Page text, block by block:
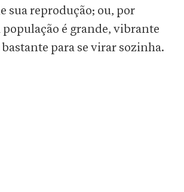
sua reprodução; ou, por
população é grande, vibrante
bastante para se virar sozinha.